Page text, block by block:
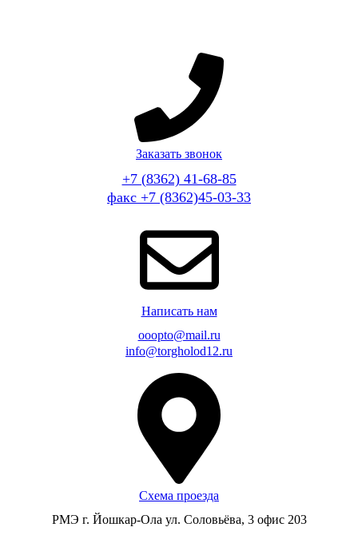
Заказать звонок
+7 (8362) 41-68-85
факс +7 (8362)45-03-33
Написать нам
ooopto@mail.ru
info@torgholod12.ru
Схема проезда
РМЭ г. Йошкар-Ола ул. Соловьёва, 3 офис 203